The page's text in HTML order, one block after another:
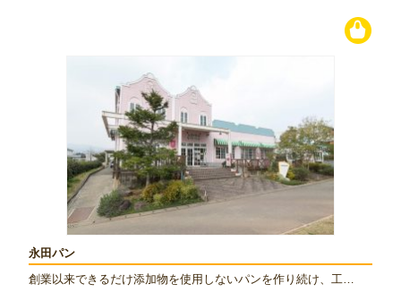
永田パン
創業以来できるだけ添加物を使用しないパンを作り続け、工…